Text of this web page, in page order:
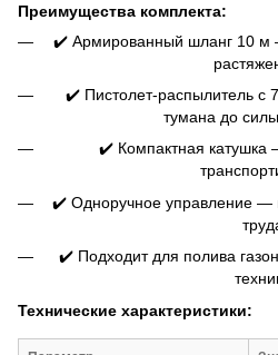
Преимущества комплекта:
✔️ Армированный шланг 10 м
✔️ Пистолет-распылитель с
тумана до
✔️ Компактная катушка
✔️ Одноручное управление —
✔️ Подходит для полива
Технические характеристики: